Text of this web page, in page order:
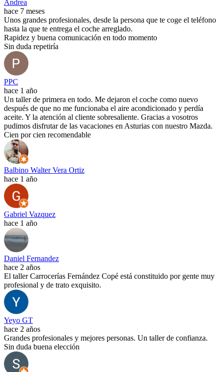
Andrea
hace 7 meses
Unos grandes profesionales, desde la persona que te coge el teléfono
hasta la que te entrega el coche arreglado.
Rapidez y buena comunicación en todo momento
Sin duda repetiría
PPC
hace 1 año
Un taller de primera en todo. Me dejaron el coche como nuevo
después de que no me funcionaba el aire acondicionado y perdía
aceite. Y la atención al cliente sobresaliente. Gracias a vosotros
pudimos disfrutar de las vacaciones en Asturias con nuestro Mazda.
Cien por cien recomendable
Balbino Walter Vera Ortiz
hace 1 año
Gabriel Vazquez
hace 1 año
Daniel Fernandez
hace 2 años
El taller Carrocerías Fernández Copé está constituido por gente muy
profesional y de trato exquisito.
Yeyo GT
hace 2 años
Grandes profesionales y mejores personas. Un taller de confianza.
Sin duda buena elección